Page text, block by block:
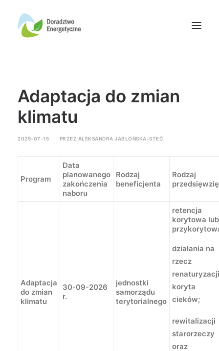
Aktualności
Wydarzenia
Oferta finansowania
Wiedza
Adaptacja do zmian
klimatu
2025-07-15 PRZEZ ALEKSANDRA JABŁOŃSKA-STEĆ
Program
Data
planowanego
zakończenia
naboru
Rodzaj
beneficjenta
Rodzaj
Adaptacja
do zmian
klimatu
30-09-2026
r.
jednostki
samorządu
terytorialnego
retencja
korytowa lub
działania na
rzecz
renaturyzacji
koryta
cieków;
rewitalizacji
starorzeczy
oraz